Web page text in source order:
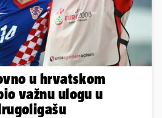
u hrvatskom
važnu ulogu u